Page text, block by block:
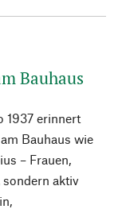
Bauhaus
1937 erinnert
Bauhaus wie
– Frauen,
aktiv